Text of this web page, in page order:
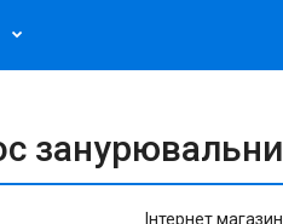
Інтернет магазин